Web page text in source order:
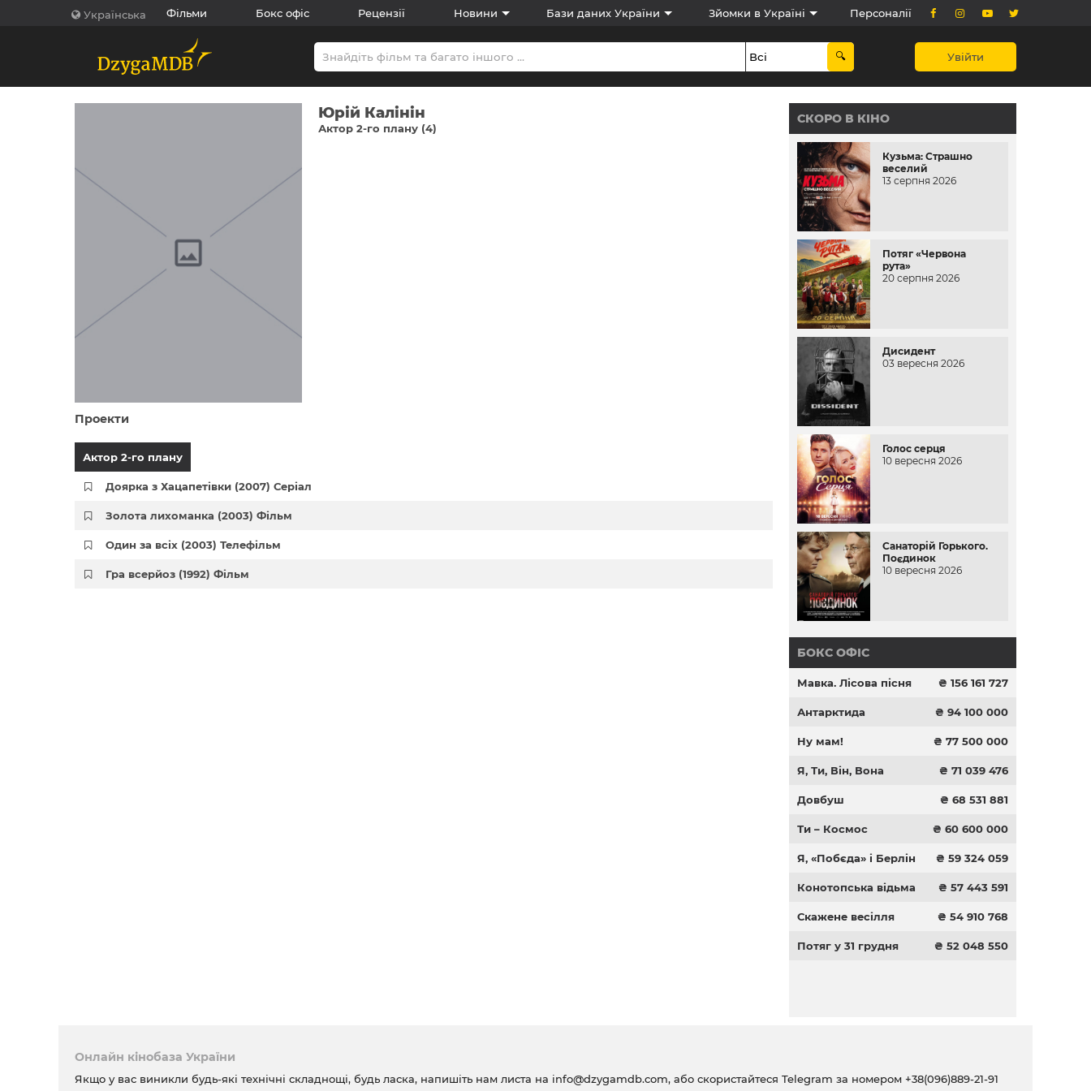
Українська Фільми Бокс офіс Рецензії Новини Бази даних України Зйомки в Україні Персоналії
Увійти
Юрій Калінін
Актор 2-го плану (4)
Проекти
Актор 2-го плану
Доярка з Хацапетівки (2007) Серіал
Золота лихоманка (2003) Фільм
Один за всіх (2003) Телефільм
Гра всерйоз (1992) Фільм
СКОРО В КІНО
Кузьма: Страшно
веселий
13 серпня 2026
Потяг «Червона
рута»
20 серпня 2026
Дисидент
03 вересня 2026
Голос серця
10 вересня 2026
Санаторій Горького.
Поєдинок
10 вересня 2026
БОКС ОФІС
Мавка. Лісова пісня ₴ 156 161 727
Антарктида ₴ 94 100 000
Ну мам! ₴ 77 500 000
Я, Ти, Він, Вона ₴ 71 039 476
Довбуш ₴ 68 531 881
Ти – Космос ₴ 60 600 000
Я, «Побєда» і Берлін ₴ 59 324 059
Конотопська відьма ₴ 57 443 591
Скажене весілля ₴ 54 910 768
Потяг у 31 грудня ₴ 52 048 550
Онлайн кінобаза України
Якщо у вас виникли будь-які технічні складнощі, будь ласка, напишіть нам листа на info@dzygamdb.com, або скористайтеся Telegram за номером +38(096)889-21-91